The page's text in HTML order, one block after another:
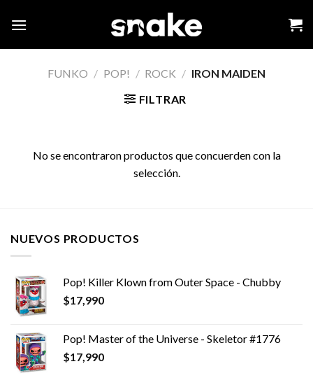
FUNKO / POP! / ROCK / IRON MAIDEN
FILTRAR
No se encontraron productos que concuerden con la
selección.
NUEVOS PRODUCTOS
Pop! Killer Klown from Outer Space - Chubby
$17,990
Pop! Master of the Universe - Skeletor #1776
$17,990